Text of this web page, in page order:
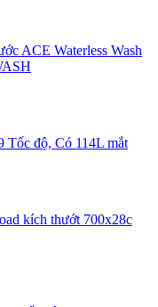
ACE Waterless Wash
Tốc độ, Có 114L mắt
kích thướt 700x28c